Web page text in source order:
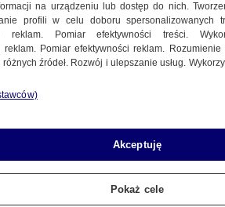
i ich goście różnej
się demonstracyjnie
murami miejskimi
i walki o pokój na
na urządzeniu lub dostęp do nich.
profili w celu doboru spersonalizowanych
reklam. Pomiar efektywności treści.
reklam. Pomiar efektywności reklam.
źródeł. Rozwój i ulepszanie usług.
Akceptuję
Pokaż cele